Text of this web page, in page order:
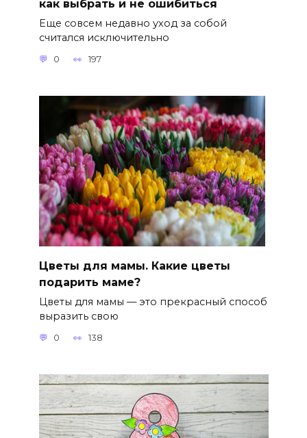
как выбрать и не ошибиться
Еще совсем недавно уход за собой
считался исключительно
0 197
Цветы для мамы. Какие цветы
подарить маме?
Цветы для мамы — это прекрасный способ
выразить свою
0 138